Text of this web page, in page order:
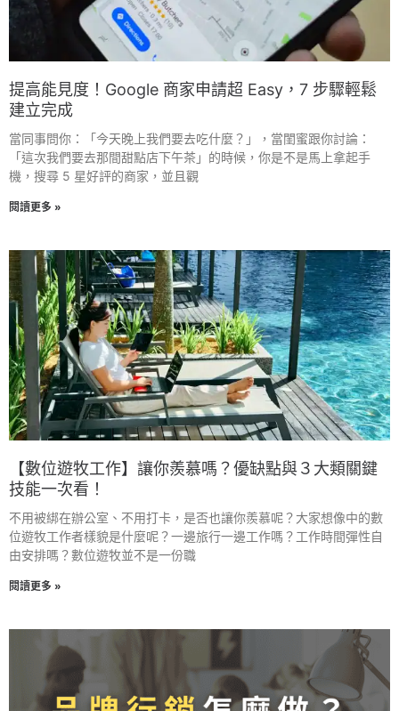
提高能見度！Google 商家申請超 Easy，7 步驟輕鬆
建立完成
當同事問你：「今天晚上我們要去吃什麼？」，當閨蜜跟你討論：
「這次我們要去那間甜點店下午茶」的時候，你是不是馬上拿起手
機，搜尋 5 星好評的商家，並且觀
閱讀更多 »
【數位遊牧工作】讓你羨慕嗎？優缺點與３大類關鍵
技能一次看！
不用被綁在辦公室、不用打卡，是否也讓你羨慕呢？大家想像中的數
位遊牧工作者樣貌是什麼呢？一邊旅行一邊工作嗎？工作時間彈性自
由安排嗎？數位遊牧並不是一份職
閱讀更多 »